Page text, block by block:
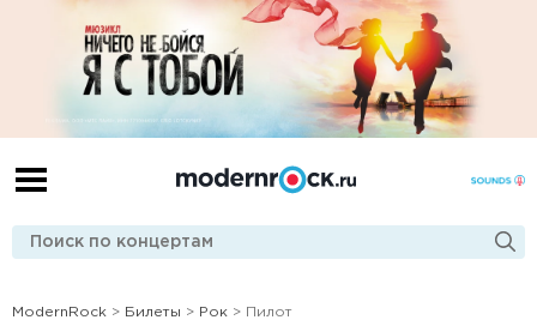
ModernRock > Билеты > Рок > Пилот